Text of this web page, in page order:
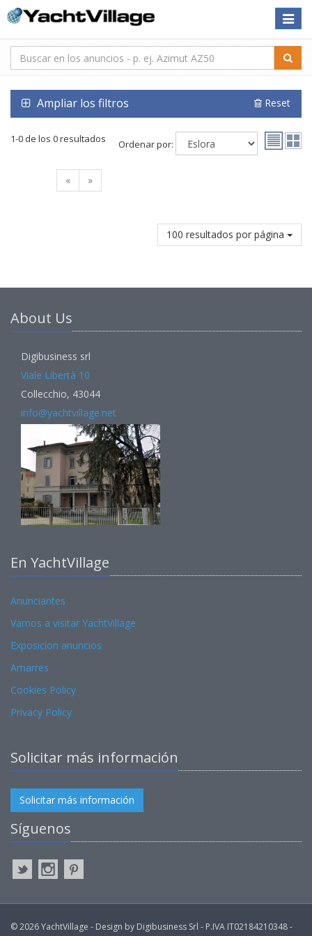
Toggle
Ampliar los filtros Reset
1-0 de los 0 resultados Ordenar por:
« »
100 resultados por página
About Us
Digibusiness srl
Viale Libertà 10
Collecchio, 43044
info@yachtvillage.net
En YachtVillage
Anunciantes
Vamos a visitar YachtVillage
Exposicion anuncios
Amarres
Cookies Policy
Privacy Policy
Solicitar más información
Solicitar más información
Síguenos
© 2026 YachtVillage - Design by Digibusiness Srl - P.IVA IT02184210348 -